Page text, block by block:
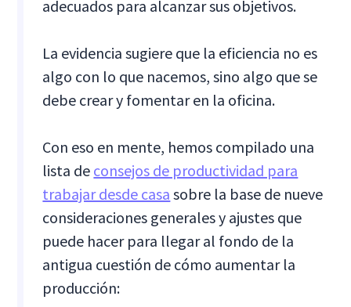
adecuados para alcanzar sus objetivos.
La evidencia sugiere que la eficiencia no es
algo con lo que nacemos, sino algo que se
debe crear y fomentar en la oficina.
Con eso en mente, hemos compilado una
lista de consejos de productividad para
trabajar desde casa sobre la base de nueve
consideraciones generales y ajustes que
puede hacer para llegar al fondo de la
antigua cuestión de cómo aumentar la
producción: